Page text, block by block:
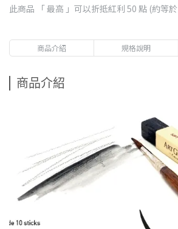
此商品 「 最高 」可以折抵紅利 50 點 (約等於
商品介紹 規格說明
商品介紹